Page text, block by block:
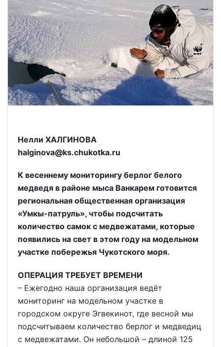
Нелли ХАЛГИНОВА
halginova@ks.chukotka.ru
К весеннему мониторингу берлог белого
медведя в районе мыса Ванкарем готовится
региональная общественная организация
«Умкы-патруль», чтобы подсчитать
количество самок с медвежатами, которые
появились на свет в этом году на модельном
участке побережья Чукотского моря.
ОПЕРАЦИЯ ТРЕБУЕТ ВРЕМЕНИ
– Ежегодно наша организация ведёт
мониторинг на модельном участке в
городском округе Эгвекинот, где весной мы
подсчитываем количество берлог и медведиц
с медвежатами. Он небольшой – длиной 125